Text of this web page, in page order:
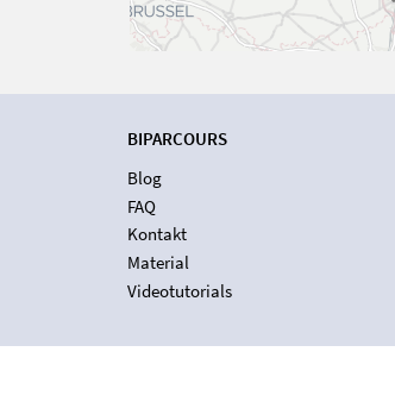
BIPARCOURS
Blog
FAQ
Kontakt
Material
Videotutorials